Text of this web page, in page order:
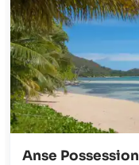
Anse Possession